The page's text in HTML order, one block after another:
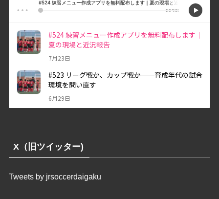
X（旧ツイッター)
Tweets by jrsoccerdaigaku